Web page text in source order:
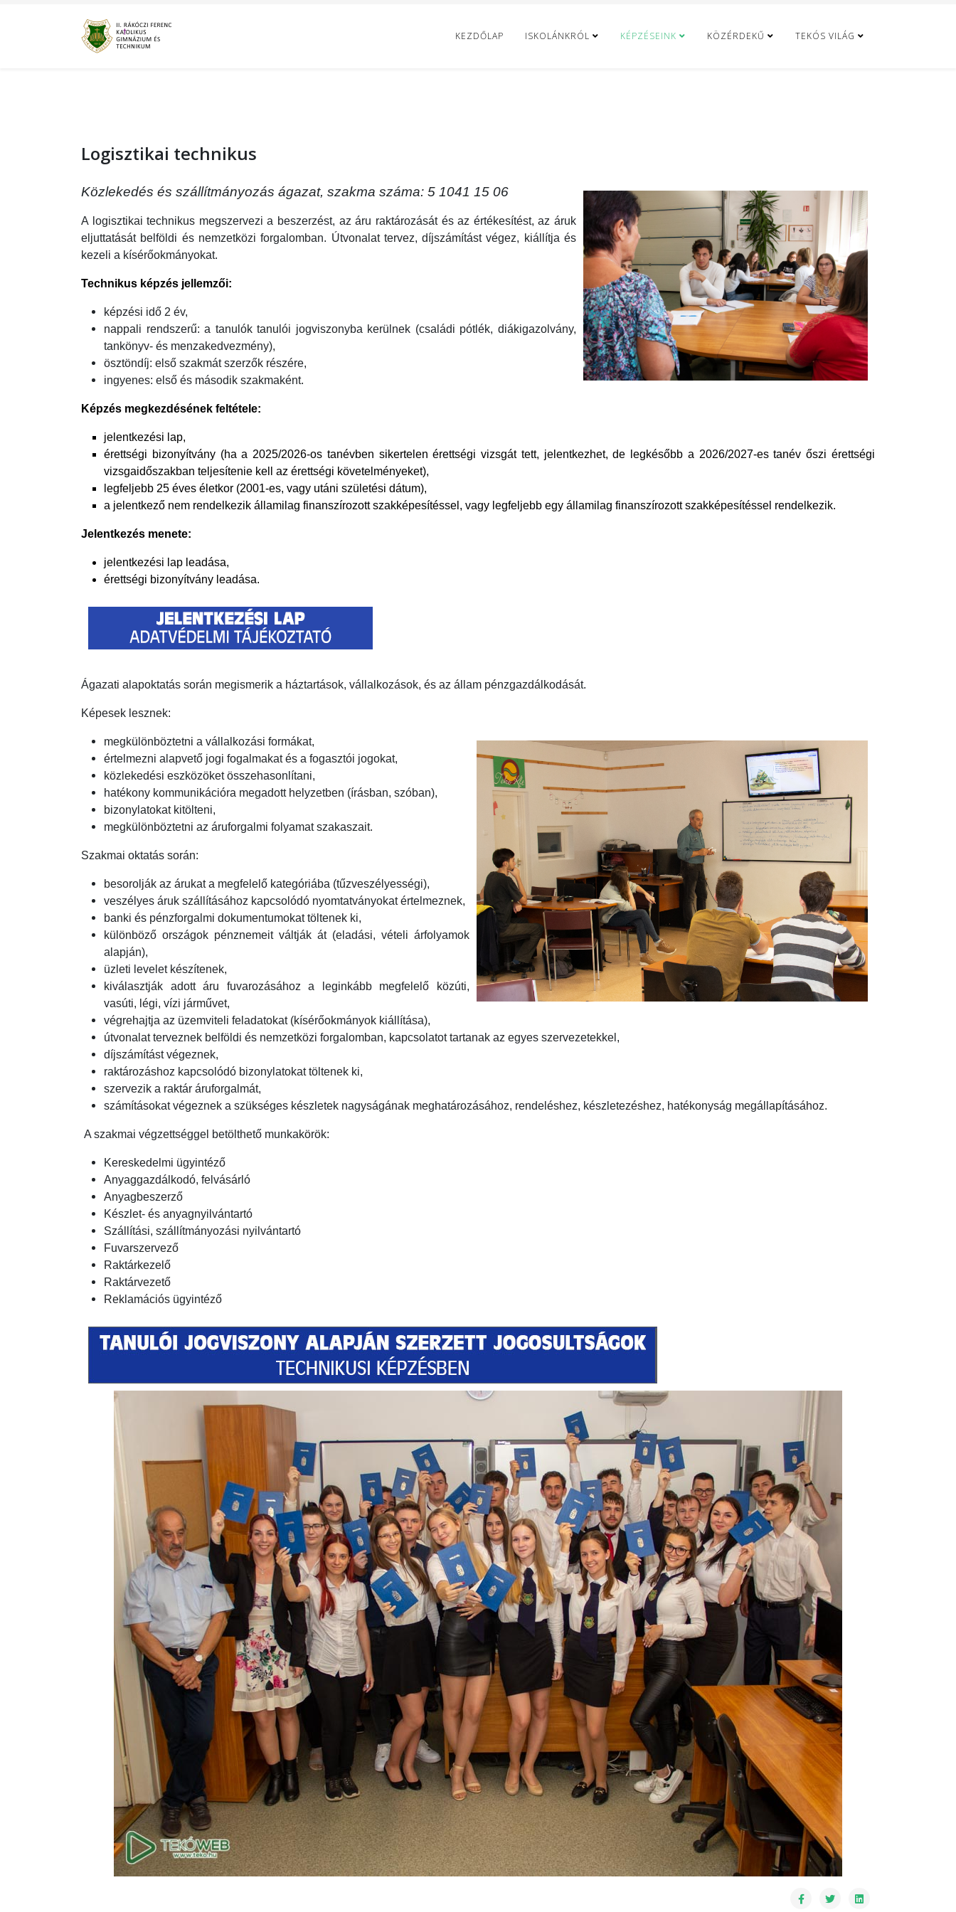
KEZDŐLAP ISKOLÁNKRÓL KÉPZÉSEINK KÖZÉRDEKŰ TEKÓS VILÁG
Logisztikai technikus
Közlekedés és szállítmányozás ágazat, szakma száma: 5 1041 15 06
A logisztikai technikus megszervezi a beszerzést, az áru raktározását és az értékesítést, az áruk
eljuttatását belföldi és nemzetközi forgalomban. Útvonalat tervez, díjszámítást végez, kiállítja és
kezeli a kísérőokmányokat.
Technikus képzés jellemzői:
képzési idő 2 év,
nappali rendszerű: a tanulók tanulói jogviszonyba kerülnek (családi pótlék, diákigazolvány,
tankönyv- és menzakedvezmény),
ösztöndíj: első szakmát szerzők részére,
ingyenes: első és második szakmaként.
Képzés megkezdésének feltétele:
jelentkezési lap,
érettségi bizonyítvány (ha a 2025/2026-os tanévben sikertelen érettségi vizsgát tett, jelentkezhet, de legkésőbb a 2026/2027-es tanév őszi érettségi
vizsgaidőszakban teljesítenie kell az érettségi követelményeket),
legfeljebb 25 éves életkor (2001-es, vagy utáni születési dátum),
a jelentkező nem rendelkezik államilag finanszírozott szakképesítéssel, vagy legfeljebb egy államilag finanszírozott szakképesítéssel rendelkezik.
Jelentkezés menete:
jelentkezési lap leadása,
érettségi bizonyítvány leadása.
Ágazati alapoktatás során megismerik a háztartások, vállalkozások, és az állam pénzgazdálkodását.
Képesek lesznek:
megkülönböztetni a vállalkozási formákat,
értelmezni alapvető jogi fogalmakat és a fogasztói jogokat,
közlekedési eszközöket összehasonlítani,
hatékony kommunikációra megadott helyzetben (írásban, szóban),
bizonylatokat kitölteni,
megkülönböztetni az áruforgalmi folyamat szakaszait.
Szakmai oktatás során:
besorolják az árukat a megfelelő kategóriába (tűzveszélyességi),
veszélyes áruk szállításához kapcsolódó nyomtatványokat értelmeznek,
banki és pénzforgalmi dokumentumokat töltenek ki,
különböző országok pénznemeit váltják át (eladási, vételi árfolyamok
alapján),
üzleti levelet készítenek,
kiválasztják adott áru fuvarozásához a leginkább megfelelő közúti,
vasúti, légi, vízi járművet,
végrehajtja az üzemviteli feladatokat (kísérőokmányok kiállítása),
útvonalat terveznek belföldi és nemzetközi forgalomban, kapcsolatot tartanak az egyes szervezetekkel,
díjszámítást végeznek,
raktározáshoz kapcsolódó bizonylatokat töltenek ki,
szervezik a raktár áruforgalmát,
számításokat végeznek a szükséges készletek nagyságának meghatározásához, rendeléshez, készletezéshez, hatékonyság megállapításához.
A szakmai végzettséggel betölthető munkakörök:
Kereskedelmi ügyintéző
Anyaggazdálkodó, felvásárló
Anyagbeszerző
Készlet- és anyagnyilvántartó
Szállítási, szállítmányozási nyilvántartó
Fuvarszervező
Raktárkezelő
Raktárvezető
Reklamációs ügyintéző